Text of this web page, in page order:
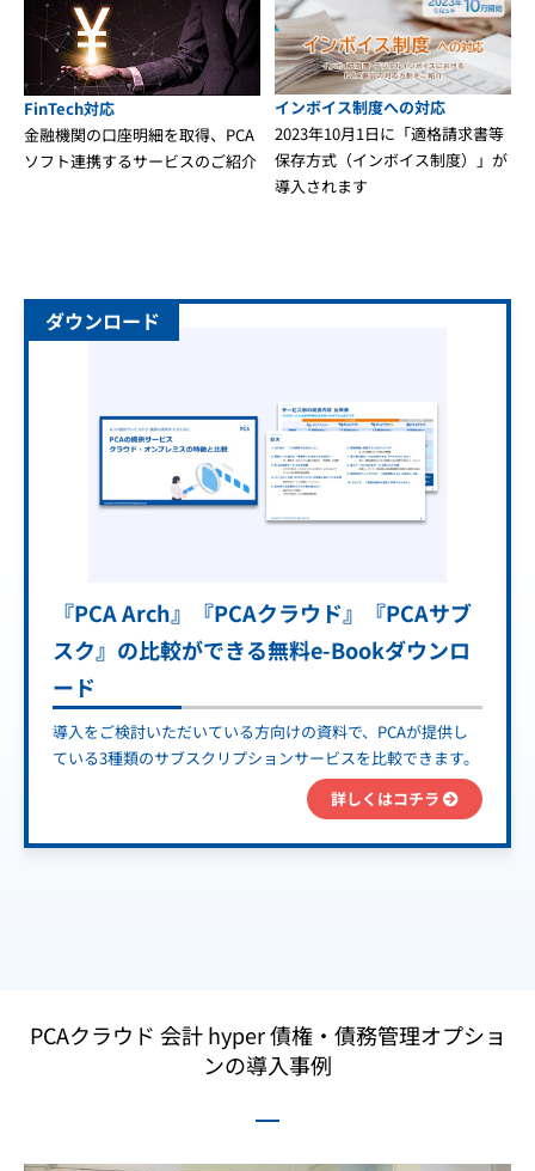
FinTech対応
金融機関の口座明細を取得、PCA
ソフト連携するサービスのご紹介
インボイス制度への対応
2023年10月1日に「適格請求書等
保存方式（インボイス制度）」が
導入されます
ダウンロード
『PCA Arch』『PCAクラウド』『PCAサブ
スク』の比較ができる無料e-Bookダウンロ
ード
導入をご検討いただいている方向けの資料で、PCAが提供し
ている3種類のサブスクリプションサービスを比較できます。
詳しくはコチラ
PCAクラウド 会計 hyper 債権・債務管理オプショ
ンの導入事例